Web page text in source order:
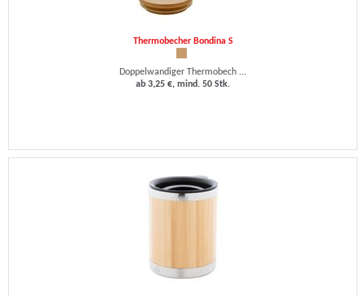
Thermobecher Bondina S
Doppelwandiger Thermobech ...
ab 3,25 €, mind. 50 Stk.